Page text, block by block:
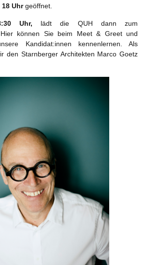
Uhrgeöffnet.
Uhr, lädt die QUH dann zum
Hier können Sie beim Meet & Greet und
Kandidat:innen kennenlernen. Als
den Starnberger Architekten Marco Goetz